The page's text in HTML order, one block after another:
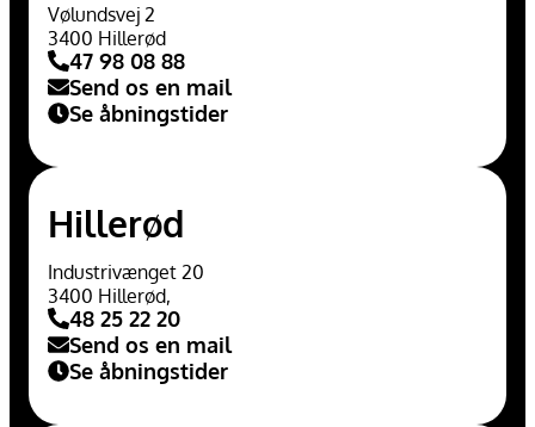
Vølundsvej 2
3400 Hillerød
47 98 08 88
Send os en mail
Se åbningstider
Hillerød
Industrivænget 20
3400 Hillerød,
48 25 22 20
Send os en mail
Se åbningstider